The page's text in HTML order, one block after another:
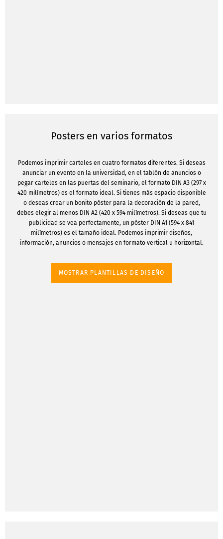
Posters en varios formatos
Podemos imprimir carteles en cuatro formatos diferentes. Si deseas
anunciar un evento en la universidad, en el tablón de anuncios o
pegar carteles en las puertas del seminario, el formato DIN A3 (297 x
420 milímetros) es el formato ideal. Si tienes más espacio disponible
o deseas crear un bonito póster para la decoración de la pared,
debes elegir al menos DIN A2 (420 x 594 milímetros). Si deseas que tu
publicidad se vea perfectamente, un póster DIN A1 (594 x 841
milímetros) es el tamaño ideal. Podemos imprimir diseños,
información, anuncios o mensajes en formato vertical u horizontal.
MOSTRAR PLANTILLAS DE DISEÑO